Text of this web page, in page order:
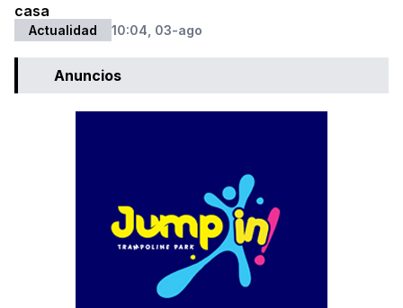
casa
Actualidad 10:04, 03-ago
Anuncios